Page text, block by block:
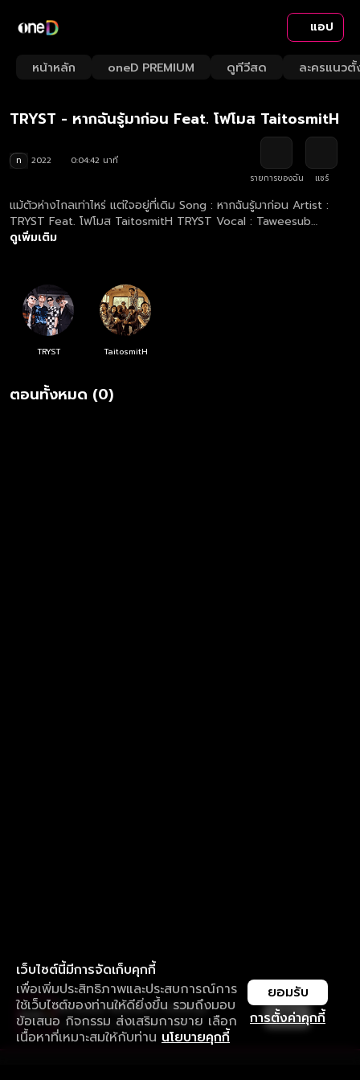
แอป
หน้าหลัก oneD PREMIUM ดูทีวีสด ละครแนวตั้
Loaded:
21.18%
Rate
TRYST - หากฉันรู้มาก่อน Feat. โฟโมส TaitosmitH
ท 2022
0:04:42 นาที
รายการของฉัน
แชร์
แม้ตัวห่างไกลเท่าไหร่ แต่ใจอยู่ที่เดิม Song : หากฉันรู้มาก่อน Artist :
TRYST Feat. โฟโมส TaitosmitH TRYST Vocal : Taweesub
Artamnuay (IG : artthope) Guitars : Watchara Wilaithong (IG :
siripitchayasan (IG : 4moze) Produced by Puntapol
Prasarnrajkit / TRYST Lyrics by Taweesub Artamnuay /
Trinnasit Siripitchayasan (4moze) Arranged by TRYST Sound
Design by Mekk Machina / TRYST Vocals Recorded at Axis
Studio Vocals Director by Korn Mahadumrongkul Vocals
Mahadumrongkul Mixed and Mastered & Engineered by
Arttaporn Sukom at Wake Studi
ดูเพิ่มเติม
TRYST TaitosmitH
ตอนทั้งหมด (0)
เว็บไซต์นี้มีการจัดเก็บคุกกี้
เพื่อเพิ่มประสิทธิภาพและประสบการณ์การ
ใช้เว็บไซต์ของท่านให้ดียิ่งขึ้น รวมถึงมอบ
ข้อเสนอ กิจกรรม ส่งเสริมการขาย เลือก
เนื้อหาที่เหมาะสมให้กับท่าน นโยบายคุกกี้
การตั้งค่าคุกกี้
ยอมรับ
ใช้งานแอป ลื่นไหลกว่า ไม่มีสะดุด
ดาวน์โหลดแอปเพื่อการรับชมที่ดีกว่า เปิด